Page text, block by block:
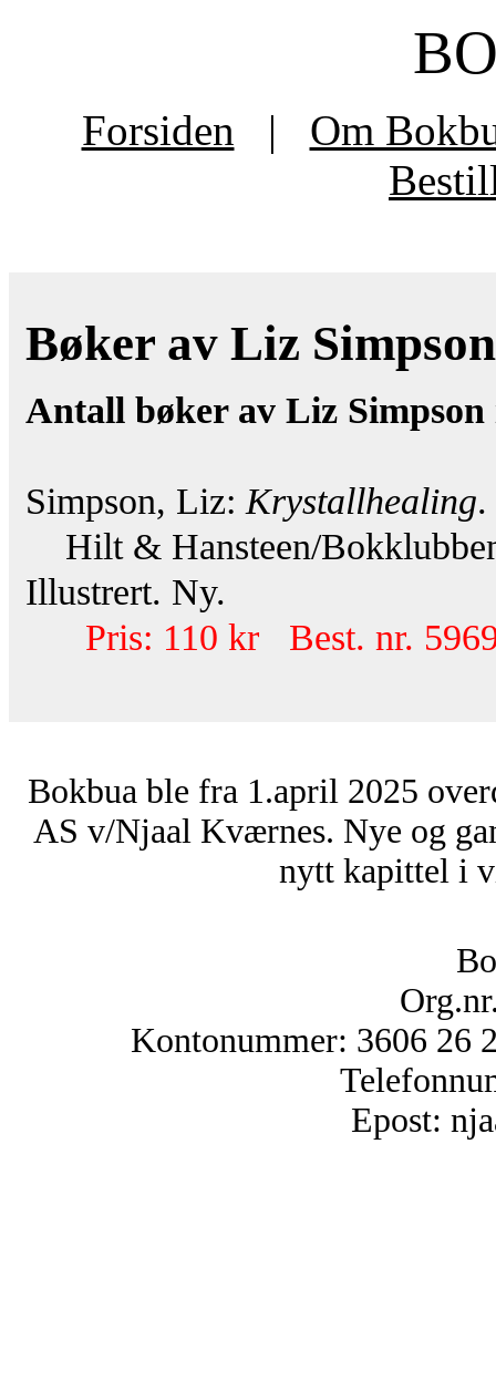
Forsiden |
Om
Bøker av Liz
Antall bøker av Liz
Simpson, Liz: Krystallhealing.
Hilt & Hansteen/
Illustrert. Ny.
Pris: 110 kr Best. nr.
Bokbua ble fra 1.april 2025
AS v/Njaal Kværnes. Nye og
nytt kapittel i
Kontonummer: 3606 26
Epost: